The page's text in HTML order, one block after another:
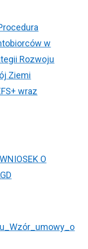
w
Rozwoju
Ziemi
wraz
O